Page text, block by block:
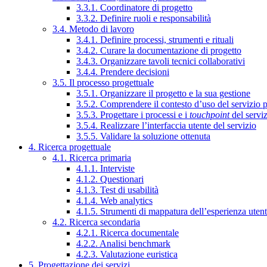
3.3.1. Coordinatore di progetto
3.3.2. Definire ruoli e responsabilità
3.4. Metodo di lavoro
3.4.1. Definire processi, strumenti e rituali
3.4.2. Curare la documentazione di progetto
3.4.3. Organizzare tavoli tecnici collaborativi
3.4.4. Prendere decisioni
3.5. Il processo progettuale
3.5.1. Organizzare il progetto e la sua gestione
3.5.2. Comprendere il contesto d’uso del servizio
3.5.3. Progettare i processi e i touchpointdel
3.5.4. Realizzare l’interfaccia utente del servizio
3.5.5. Validare la soluzione ottenuta
4. Ricerca progettuale
4.1. Ricerca primaria
4.1.1. Interviste
4.1.2. Questionari
4.1.3. Test di usabilità
4.1.4. Web analytics
4.1.5. Strumenti di mappatura dell’esperienza
4.2. Ricerca secondaria
4.2.1. Ricerca documentale
4.2.2. Analisi benchmark
4.2.3. Valutazione euristica
5. Progettazione dei servizi